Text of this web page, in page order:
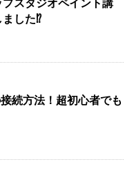
プスタジオペイント講
した⁉
続方法！超初心者でも